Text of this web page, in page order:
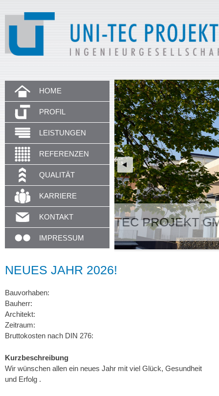
HOME
PROFIL
LEISTUNGEN
REFERENZEN
QUALITÄT
KARRIERE
KONTAKT
IMPRESSUM
Unser
NEUES JAHR 2026!
Bauvorhaben:
Bauherr:
Architekt:
Zeitraum:
Bruttokosten nach DIN 276:
Kurzbeschreibung
Wir wünschen allen ein neues Jahr mit viel Glück, Gesundheit
und Erfolg .